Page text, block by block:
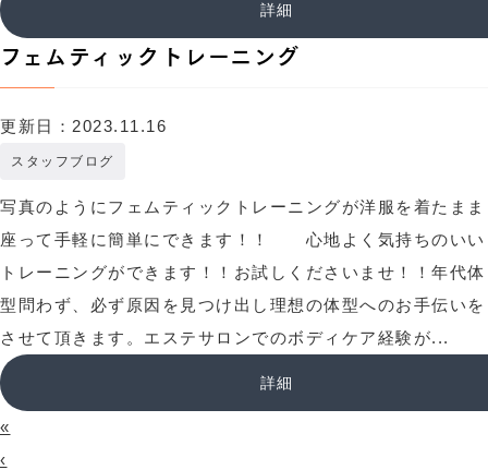
詳細
フェムティックトレーニング
更新日：2023.11.16
スタッフブログ
写真のようにフェムティックトレーニングが洋服を着たまま
座って手軽に簡単にできます！！ 心地よく気持ちのいい
トレーニングができます！！お試しくださいませ！！年代体
型問わず、必ず原因を見つけ出し理想の体型へのお手伝いを
させて頂きます。エステサロンでのボディケア経験が...
詳細
«
‹